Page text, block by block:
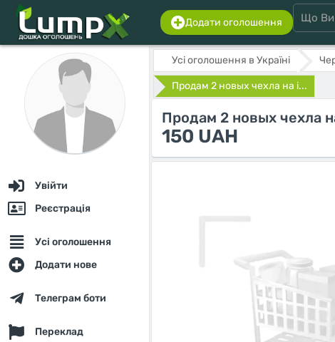
Додати оголошення
Увійти
Реєстрація
Усі оголошення
Додати нове
Телеграм боти
Переклад
Усі оголошення в Україні
Продам 2 новых чехла на i...
Продам 2 новых чехла
150 UAH